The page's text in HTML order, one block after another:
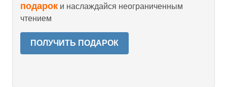
подарок и наслаждайся неограниченным
чтением
ПОЛУЧИТЬ ПОДАРОК